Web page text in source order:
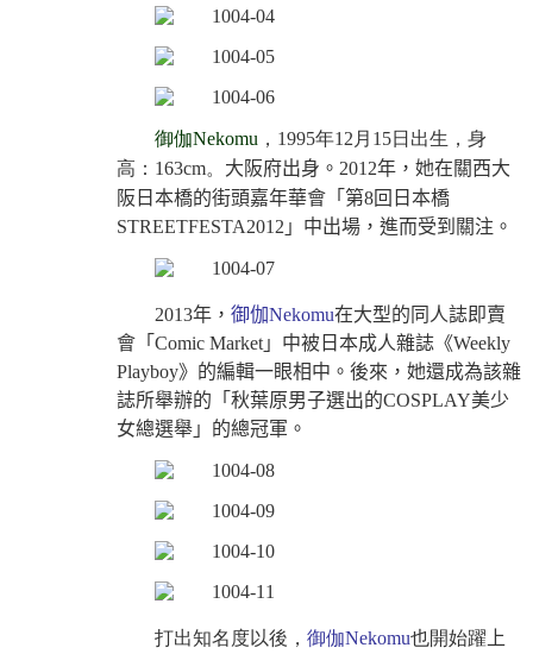
御伽Nekomu ， 1995年12 月 15日出生，身
高： 163cm。 大阪府出身。 2012年，她在關西大
阪日本橋的街頭嘉年華會「第8回日本橋
STREETFESTA2012 」中出場，進而受到關注。
2013年， 御伽Nekomu在大型的同人誌即賣
會「 Comic Market 」中被日本成人雜誌《Weekly
Playboy》的編輯一眼相中。後來，她還成為該雜
誌所舉辦的「秋葉原男子選出的COSPLAY美少
女總選舉」的總冠軍。
打出知名度以後， 御伽Nekomu也開始躍 上